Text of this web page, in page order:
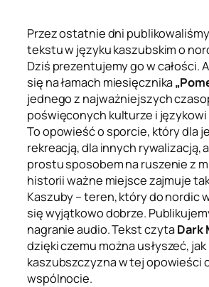
Przez ostatnie dni
tekstu w języku kaszubskim o
Dziś prezentujemy go w całości.
się na łamach miesięcznika
jednego z najważniejszych
poświęconych kulturze i
To opowieść o sporcie, który dla
rekreacją, dla innych rywalizacją,
prostu sposobem na ruszenie z
historii ważne miejsce zajmuje
Kaszuby – teren, który do nordic
się wyjątkowo dobrze.
nagranie audio. Tekst czytaDark
dzięki czemu można usłyszeć,
kaszubszczyzna w tej opowieści
wspólnocie.